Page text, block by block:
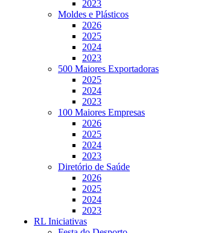
2023
Moldes e Plásticos
2026
2025
2024
2023
500 Maiores Exportadoras
2025
2024
2023
100 Maiores Empresas
2026
2025
2024
2023
Diretório de Saúde
2026
2025
2024
2023
RL Iniciativas